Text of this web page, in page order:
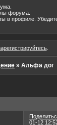
форума.
в профиле.
.
»Альфа дог
01-12